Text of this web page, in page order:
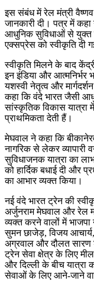
इस संबंध में रेल मंत्री
जानकारी दी। पत्र में
आधुनिक सुविधाओं से युक्त
एक्सप्रेस को स्वीकृति दी
स्वीकृति मिलने के बाद
इन इंडिया और आत्मनिर्भर
यशस्वी नेतृत्व और
कहा कि वंदे भारत जैसी
सांस्कृतिक विकास
प्राथमिकता देती हैं।
मेघवाल ने कहा कि
नागरिक से लेकर व्यापारी
सुविधाजनक यात्रा का
को हार्दिक बधाई दी और
का आभार व्यक्त किया।
नई वंदे भारत ट्रेन की
अर्जुनराम मेघवाल और रेल
व्यक्त करने वालों में भाजपा
सुमन छाजेड़, विजय
अग्रवाल और दौलत सारण
ट्रेन सेवा क्षेत्र के लिए
और दिल्ली के बीच यात्रा
सेवाओं के लिए आने-जाने